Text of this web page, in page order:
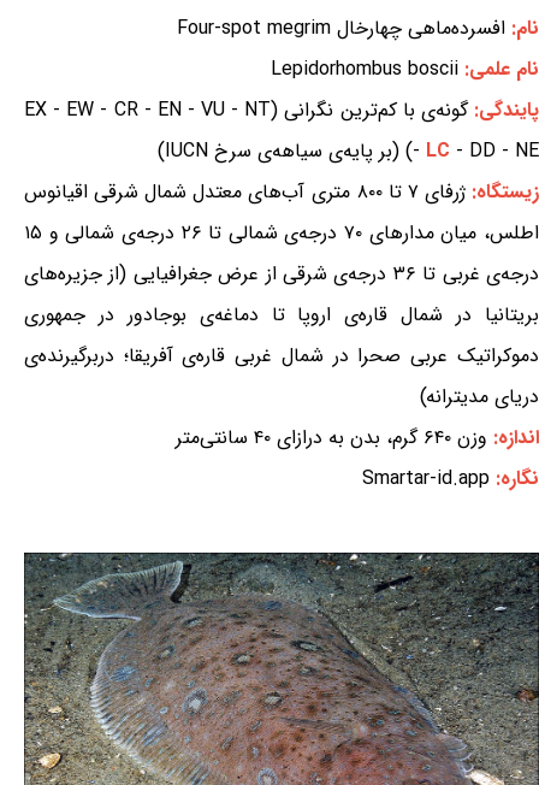
نام: افسرده‌ماهی چهارخال Four-spot megrim
نام علمی: Lepidorhombus boscii
پایندگی:
گونه‌ی با کم‌ترین نگرانی (EX - EW - CR - EN - VU - NT
- LC - DD - NE) (بر پایه‌ی سیاهه‌ی سرخ IUCN)
زیستگاه:
ژرفای ۷ تا ۸۰۰ متری آب‌های معتدل شمال شرقی اقیانوس
اطلس، میان مدارهای ۷۰ درجه‌ی شمالی تا ۲۶ درجه‌ی شمالی و ۱۵
درجه‌ی غربی تا ۳۶ درجه‌ی شرقی از عرض جغرافیایی (از جزیره‌های
بریتانیا در شمال قاره‌ی اروپا تا دماغه‌ی بوجادور در جمهوری
دموکراتیک عربی صحرا در شمال غربی قاره‌ی آفریقا؛ دربرگیرنده‌ی
دریای مدیترانه)
اندازه: وزن ۶۴۰ گرم، بدن به درازای ۴۰ سانتی‌متر
نگاره: Smartar-id.app